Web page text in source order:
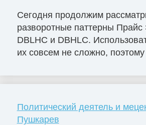
Сегодня продолжим
разворотные паттерны
DBLHC и DBHLC.
их совсем не сложно, поэтому
Политический деятель и
Пушкарев